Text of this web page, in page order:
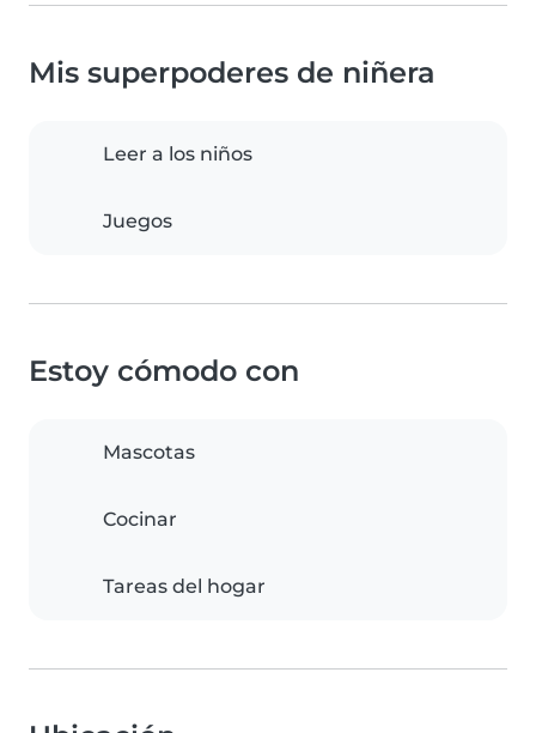
Mis superpoderes de niñera
Leer a los niños
Juegos
Estoy cómodo con
Mascotas
Cocinar
Tareas del hogar